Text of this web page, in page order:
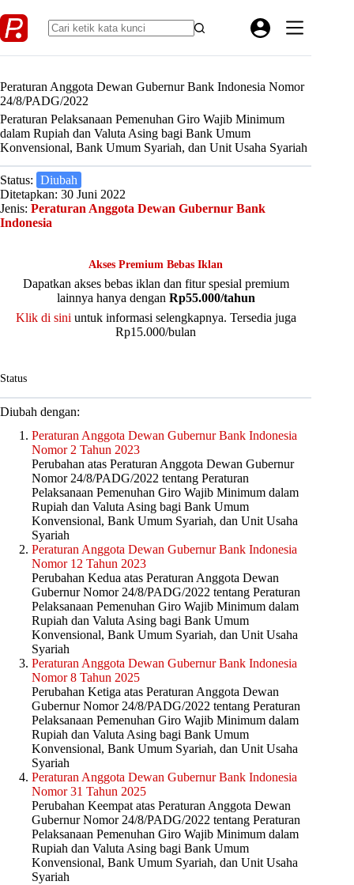
to
content
Peraturan Anggota Dewan Gubernur Bank Indonesia Nomor
24/8/PADG/2022
Peraturan Pelaksanaan Pemenuhan Giro Wajib Minimum
dalam Rupiah dan Valuta Asing bagi Bank Umum
Konvensional, Bank Umum Syariah, dan Unit Usaha Syariah
Status: Diubah
Ditetapkan: 30 Juni 2022
Jenis: Peraturan Anggota Dewan Gubernur Bank
Indonesia
Akses Premium Bebas Iklan
Dapatkan akses bebas iklan dan fitur spesial premium
lainnya hanya dengan Rp55.000/tahun
Klik di sini untuk informasi selengkapnya. Tersedia juga
Rp15.000/bulan
Status
Diubah dengan:
Peraturan Anggota Dewan Gubernur Bank Indonesia
Nomor 2 Tahun 2023
Perubahan atas Peraturan Anggota Dewan Gubernur
Nomor 24/8/PADG/2022 tentang Peraturan
Pelaksanaan Pemenuhan Giro Wajib Minimum dalam
Rupiah dan Valuta Asing bagi Bank Umum
Konvensional, Bank Umum Syariah, dan Unit Usaha
Syariah
Peraturan Anggota Dewan Gubernur Bank Indonesia
Nomor 12 Tahun 2023
Perubahan Kedua atas Peraturan Anggota Dewan
Gubernur Nomor 24/8/PADG/2022 tentang Peraturan
Pelaksanaan Pemenuhan Giro Wajib Minimum dalam
Rupiah dan Valuta Asing bagi Bank Umum
Konvensional, Bank Umum Syariah, dan Unit Usaha
Syariah
Peraturan Anggota Dewan Gubernur Bank Indonesia
Nomor 8 Tahun 2025
Perubahan Ketiga atas Peraturan Anggota Dewan
Gubernur Nomor 24/8/PADG/2022 tentang Peraturan
Pelaksanaan Pemenuhan Giro Wajib Minimum dalam
Rupiah dan Valuta Asing bagi Bank Umum
Konvensional, Bank Umum Syariah, dan Unit Usaha
Syariah
Peraturan Anggota Dewan Gubernur Bank Indonesia
Nomor 31 Tahun 2025
Perubahan Keempat atas Peraturan Anggota Dewan
Gubernur Nomor 24/8/PADG/2022 tentang Peraturan
Pelaksanaan Pemenuhan Giro Wajib Minimum dalam
Rupiah dan Valuta Asing bagi Bank Umum
Konvensional, Bank Umum Syariah, dan Unit Usaha
Syariah